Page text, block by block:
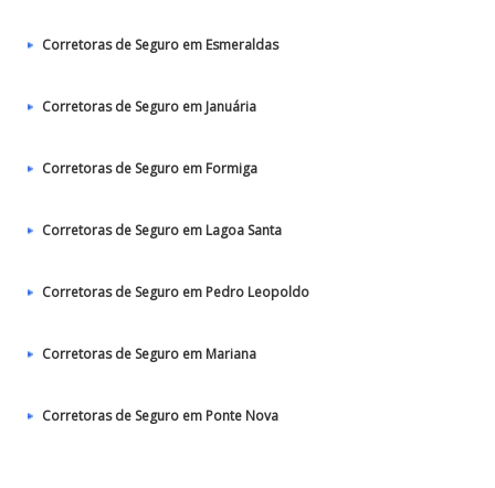
Corretoras de Seguro em Esmeraldas
Corretoras de Seguro em Januária
Corretoras de Seguro em Formiga
Corretoras de Seguro em Lagoa Santa
Corretoras de Seguro em Pedro Leopoldo
Corretoras de Seguro em Mariana
Corretoras de Seguro em Ponte Nova